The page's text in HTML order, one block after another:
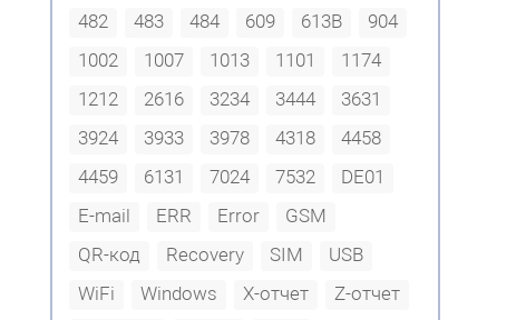
482
483 484 609 613В
904
1002
1007 1013 1101
1174
1212
2616 3234 3444
3631
3924
3933 3978 4318
4458
4459
6131 7024 7532
DE01
E-mail
ERR Error
GSM
QR-код
Recovery SIM
USB
WiFi
Windows X-отчет
Z-отчет